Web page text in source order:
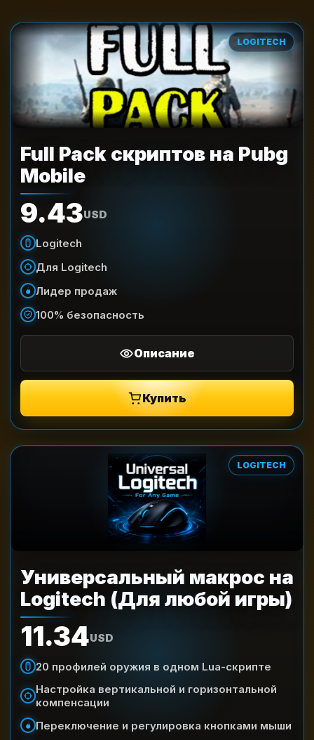
LOGITECH
Full Pack скриптов на Pubg
Mobile
9.43USD
Logitech
Для Logitech
Лидер продаж
100% безопасность
Описание
Купить
LOGITECH
Универсальный макрос на
Logitech (Для любой игры)
11.34USD
20 профилей оружия в одном Lua-скрипте
Настройка вертикальной и горизонтальной
компенсации
Переключение и регулировка кнопками мыши